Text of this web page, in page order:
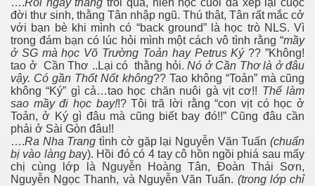
….Rồi ngày tháng trôi qua, niên học cuối đã xếp lại cuộc
đời thư sinh, thằng Tân nhập ngũ. Thú thật, Tân rất mắc cở
với bạn bè khi mình có “back ground” là học trò NLS. Vì
trong đám bạn có lúc hỏi mình một cách vô tình rằng “mầy
ở SG mà học Võ Trường Toản hay Petrus Ký?? ”Không!
tao ở Cần Thơ ..Lại có thằng hỏi. Nó ở Cần Thơ là ở đâu
vậy. Có gần Thốt Nốt không?? Tao không “Toản” mà cũng
không “Ký” gì cả…tao học chăn nuôi gà vịt cơ!! Thế làm
sao mầy đi học bay!!? Tôi trã lời rằng “con vịt có học ở
Toản, ở Ký gì đâu mà cũng biết bay đó!!” Cũng đâu cần
phải ở Sài Gòn đâu!!
….Ra Nha Trang tình cờ gặp lại Nguyễn Văn Tuấn(chuẩn
bị vào làng bay). Hồi đó có 4 tay cô hồn ngồi phiá sau mấy
chị cùng lớp là Nguyễn Hoàng Tân, Ðoàn Thái Sơn,
Nguyễn Ngọc Thanh, và Nguyễn Văn Tuấn. (trong lớp chỉ